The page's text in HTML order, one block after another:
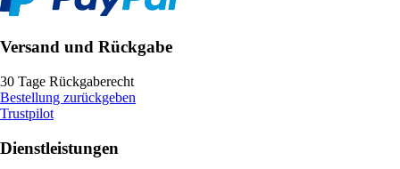
Versand und Rückgabe
30 Tage Rückgaberecht
Bestellung zurückgeben
Trustpilot
Dienstleistungen